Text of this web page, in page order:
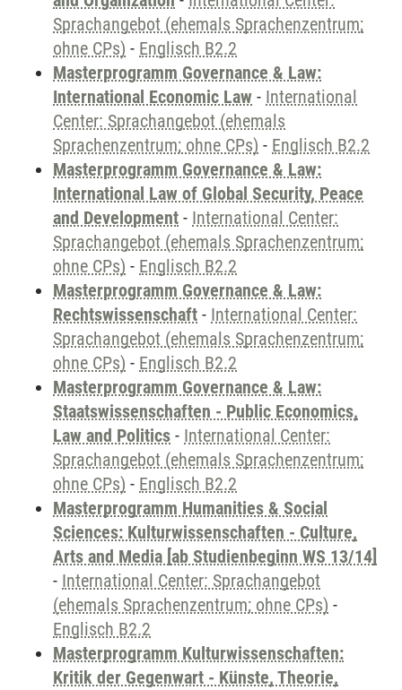
Sprachangebot (ehemals Sprachenzentrum;
ohne CPs) - Englisch B2.2
Masterprogramm Governance & Law:
International Economic Law - International
Center: Sprachangebot (ehemals
Sprachenzentrum; ohne CPs) - Englisch B2.2
Masterprogramm Governance & Law:
International Law of Global Security, Peace
and Development - International Center:
Sprachangebot (ehemals Sprachenzentrum;
ohne CPs) - Englisch B2.2
Masterprogramm Governance & Law:
Rechtswissenschaft - International Center:
Sprachangebot (ehemals Sprachenzentrum;
ohne CPs) - Englisch B2.2
Masterprogramm Governance & Law:
Staatswissenschaften - Public Economics,
Law and Politics - International Center:
Sprachangebot (ehemals Sprachenzentrum;
ohne CPs) - Englisch B2.2
Masterprogramm Humanities & Social
Sciences: Kulturwissenschaften - Culture,
Arts and Media [ab Studienbeginn WS 13/14]
- International Center: Sprachangebot
(ehemals Sprachenzentrum; ohne CPs) -
Englisch B2.2
Masterprogramm Kulturwissenschaften:
Kritik der Gegenwart - Künste, Theorie,